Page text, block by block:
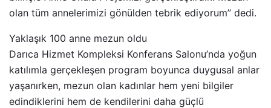
olan tüm annelerimizi gönülden tebrik ediyorum” dedi.
Yaklaşık 100 anne mezun oldu
Darıca Hizmet Kompleksi Konferans Salonu’nda yoğun
katılımla gerçekleşen program boyunca duygusal anlar
yaşanırken, mezun olan kadınlar hem yeni bilgiler
edindiklerini hem de kendilerini daha güçlü